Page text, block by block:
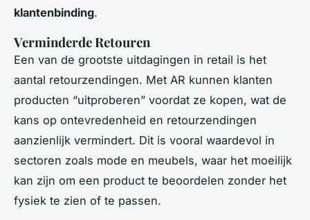
klantenbinding.
Verminderde Retouren
Een van de grootste uitdagingen in retail is het
aantal retourzendingen. Met AR kunnen klanten
producten “uitproberen” voordat ze kopen, wat de
kans op ontevredenheid en retourzendingen
aanzienlijk vermindert. Dit is vooral waardevol in
sectoren zoals mode en meubels, waar het moeilijk
kan zijn om een product te beoordelen zonder het
fysiek te zien of te passen.